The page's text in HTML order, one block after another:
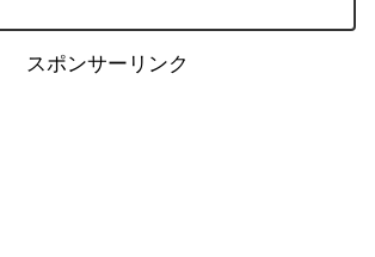
スポンサーリンク